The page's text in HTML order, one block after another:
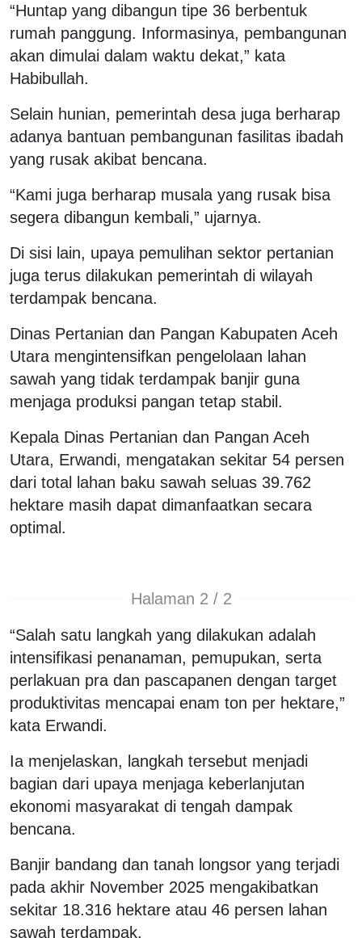
“Huntap yang dibangun tipe 36 berbentuk
rumah panggung. Informasinya, pembangunan
akan dimulai dalam waktu dekat,” kata
Habibullah.
Selain hunian, pemerintah desa juga berharap
adanya bantuan pembangunan fasilitas ibadah
yang rusak akibat bencana.
“Kami juga berharap musala yang rusak bisa
segera dibangun kembali,” ujarnya.
Di sisi lain, upaya pemulihan sektor pertanian
juga terus dilakukan pemerintah di wilayah
terdampak bencana.
Dinas Pertanian dan Pangan Kabupaten Aceh
Utara mengintensifkan pengelolaan lahan
sawah yang tidak terdampak banjir guna
menjaga produksi pangan tetap stabil.
Kepala Dinas Pertanian dan Pangan Aceh
Utara, Erwandi, mengatakan sekitar 54 persen
dari total lahan baku sawah seluas 39.762
hektare masih dapat dimanfaatkan secara
optimal.
Halaman 2 / 2
“Salah satu langkah yang dilakukan adalah
intensifikasi penanaman, pemupukan, serta
perlakuan pra dan pascapanen dengan target
produktivitas mencapai enam ton per hektare,”
kata Erwandi.
Ia menjelaskan, langkah tersebut menjadi
bagian dari upaya menjaga keberlanjutan
ekonomi masyarakat di tengah dampak
bencana.
Banjir bandang dan tanah longsor yang terjadi
pada akhir November 2025 mengakibatkan
sekitar 18.316 hektare atau 46 persen lahan
sawah terdampak.